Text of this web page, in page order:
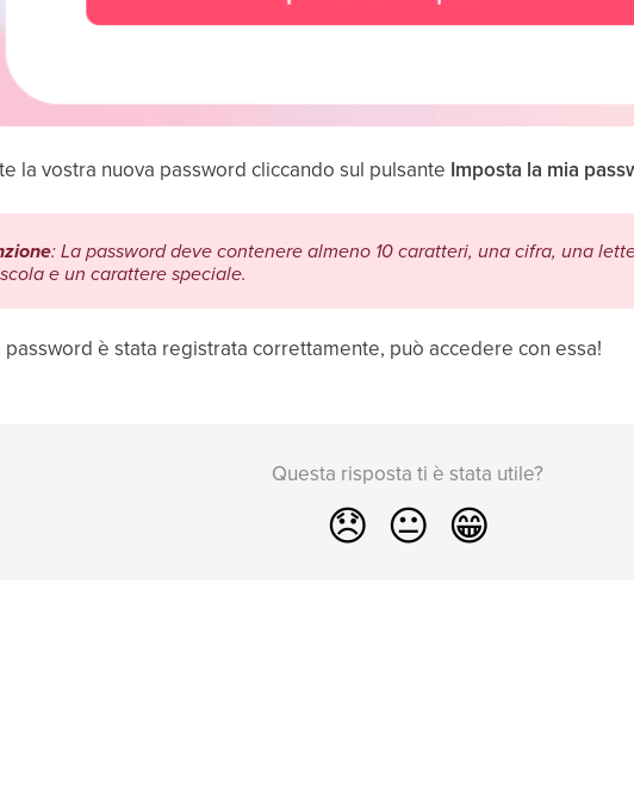
la vostra nuova password cliccando sul pulsante Imposta la mia
: La password deve contenere almeno 10 caratteri, una cifra, una
e un carattere speciale.
password è stata registrata correttamente, può accedere con essa!
Questa risposta ti è stata utile?
😞 😐 😁